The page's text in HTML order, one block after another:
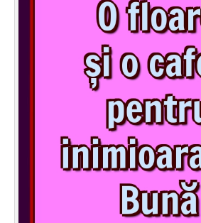
Felicitari zile saptamana
Felicitari muzicale personalizate
Invitatii personalizate
Conecteaza-te